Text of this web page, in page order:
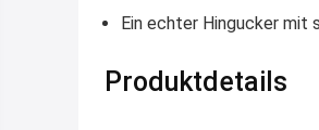
Ein echter Hingucker mit
Produktdetails